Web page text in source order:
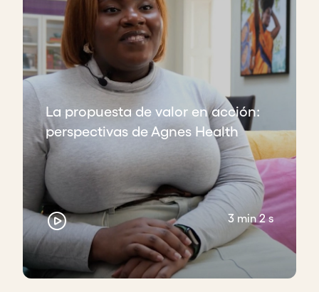
La propuesta de valor en acción:
perspectivas de Agnes Health
3 min 2 s